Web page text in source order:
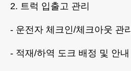
2. 트럭 입출고 관리
- 운전자 체크인/체크아웃 관리
- 적재/하역 도크 배정 및 안내